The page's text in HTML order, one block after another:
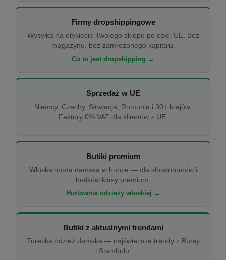
Firmy dropshippingowe
Wysyłka na etykiecie Twojego sklepu po całej UE. Bez
magazynu, bez zamrożonego kapitału.
Co to jest dropshipping →
Sprzedaż w UE
Niemcy, Czechy, Słowacja, Rumunia i 30+ krajów.
Faktury 0% VAT dla klientów z UE.
Butiki premium
Włoska moda damska w hurcie — dla showroomów i
butików klasy premium.
Hurtownia odzieży włoskiej →
Butiki z aktualnymi trendami
Turecka odzież damska — najświeższe trendy z Bursy
i Stambułu.